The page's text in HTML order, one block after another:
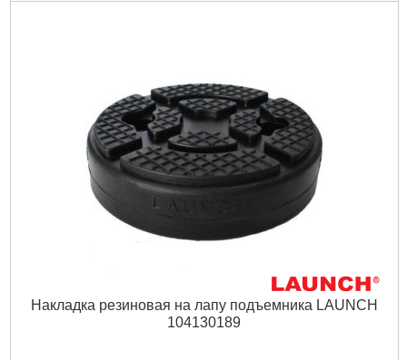
Накладка резиновая на лапу подъемника LAUNCH
104130189